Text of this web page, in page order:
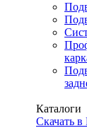
Каталоги
Скачать в